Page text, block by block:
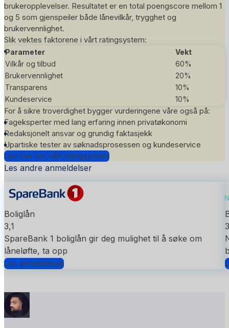
brukeropplevelser. Resultatet er en total poengscore mellom 1
og 5 som gjenspeiler både lånevilkår, trygghet og
brukervennlighet.
Slik vektes faktorene i vårt ratingsystem:
Parameter
Vekt
Vilkår og tilbud
60%
Brukervennlighet
20%
Transparens
10%
Kundeservice
10%
For å sikre troverdighet bygger vurderingene våre også på:
Fageksperter med lang erfaring innen privatøkonomi
Redaksjonelt ansvar og grundig faktasjekk
Upartiske tester av søknadsprosessen og kundeservice
Les mer om vårt ratingsystem
Les andre anmeldelser
Boliglån
3,1
SpareBank 1 boliglån gir deg mulighet til å søke om
låneløfte, ta opp
Les anmeldelsen